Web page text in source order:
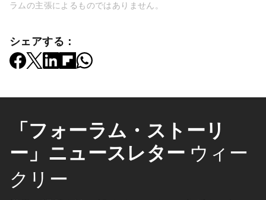
ラムの主張によるものではありません。
シェアする：
「フォーラム・ストーリ
ー」ニュースレター ウィー
クリー